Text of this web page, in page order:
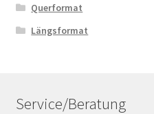
Querformat
Längsformat
Service/Beratung